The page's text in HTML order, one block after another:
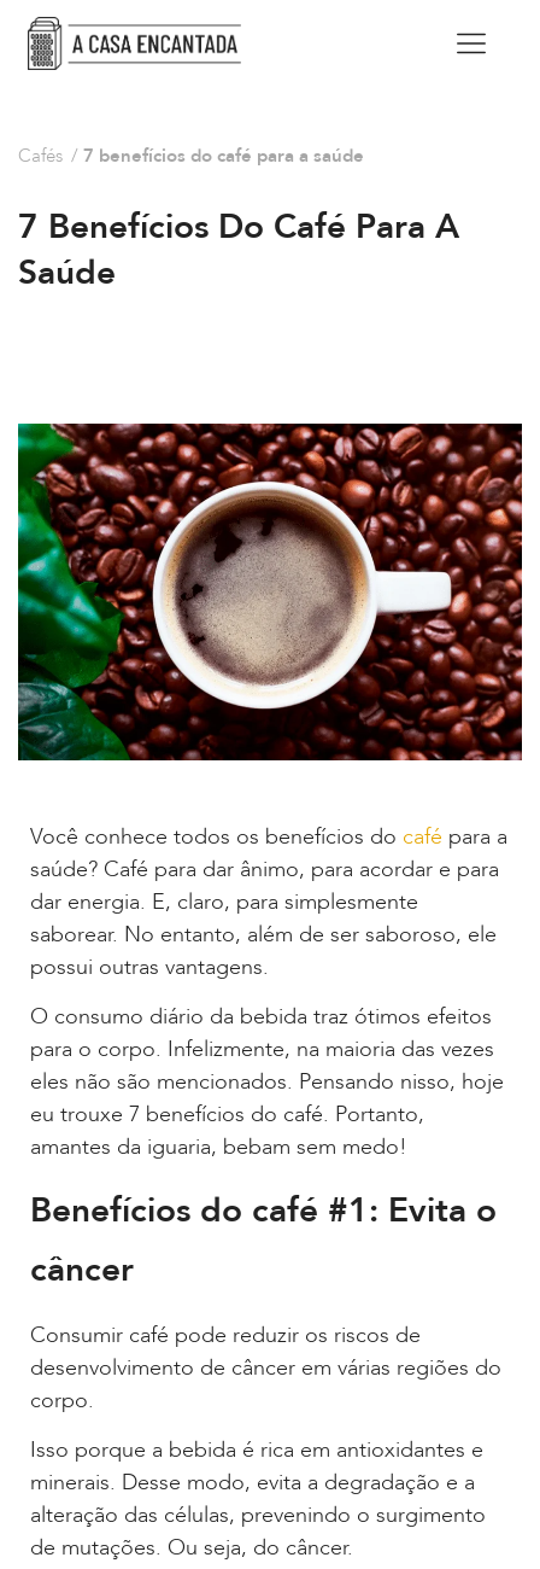
Cafés / 7 benefícios do café para a saúde
7 Benefícios Do Café Para A
Saúde
Você conhece todos os benefícios do café para a
saúde? Café para dar ânimo, para acordar e para
dar energia. E, claro, para simplesmente
saborear. No entanto, além de ser saboroso, ele
possui outras vantagens.
O consumo diário da bebida traz ótimos efeitos
para o corpo. Infelizmente, na maioria das vezes
eles não são mencionados. Pensando nisso, hoje
eu trouxe 7 benefícios do café. Portanto,
amantes da iguaria, bebam sem medo!
Benefícios do café #1: Evita o
câncer
Consumir café pode reduzir os riscos de
desenvolvimento de câncer em várias regiões do
corpo.
Isso porque a bebida é rica em antioxidantes e
minerais. Desse modo, evita a degradação e a
alteração das células, prevenindo o surgimento
de mutações. Ou seja, do câncer.